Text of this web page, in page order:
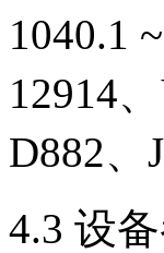
1040.1
12914
D882、
4.3 设